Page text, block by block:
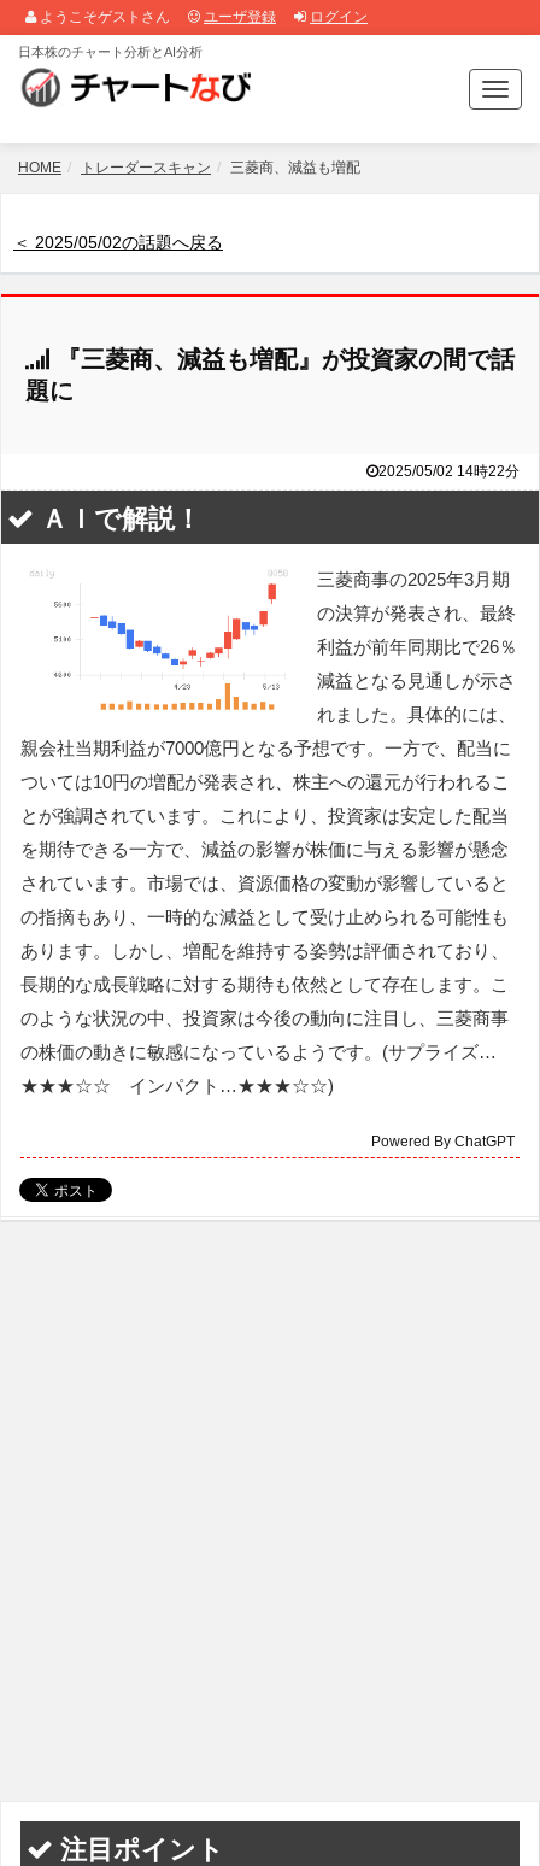
ようこそゲストさん ユーザ登録 ログイン
T
o
g
a
日本株のチャート分析とAI分析
HOME トレーダースキャン 三菱商、減益も増配
＜ 2025/05/02の話題へ戻る
『三菱商、減益も増配』が投資家の間で話
題に
2025/05/02 14時22分
ＡＩで解説！
三菱商事の2025年3月期
の決算が発表され、最終
利益が前年同期比で26％
減益となる見通しが示さ
れました。具体的には、
親会社当期利益が7000億円となる予想です。一方で、配当に
ついては10円の増配が発表され、株主への還元が行われるこ
とが強調されています。これにより、投資家は安定した配当
を期待できる一方で、減益の影響が株価に与える影響が懸念
されています。市場では、資源価格の変動が影響していると
の指摘もあり、一時的な減益として受け止められる可能性も
あります。しかし、増配を維持する姿勢は評価されており、
長期的な成長戦略に対する期待も依然として存在します。こ
のような状況の中、投資家は今後の動向に注目し、三菱商事
の株価の動きに敏感になっているようです。(サプライズ…
★★★☆☆ インパクト…★★★☆☆)
Powered By ChatGPT
注目ポイント